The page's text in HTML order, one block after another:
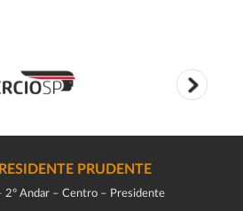
PRUDENTE
2º Andar – Centro – Presidente